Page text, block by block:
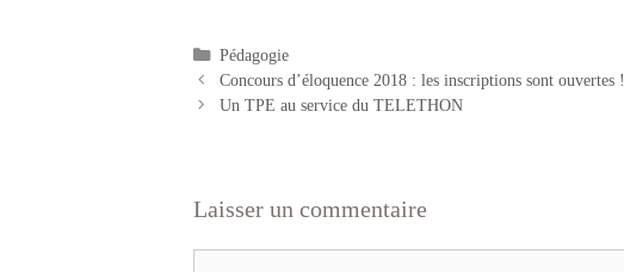
Catégories
Pédagogie
Concours d’éloquence 2018 : les inscriptions sont ouvertes !
Un TPE au service du TELETHON
Laisser un commentaire